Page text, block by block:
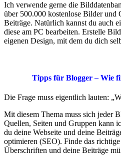
Ich verwende gerne die
über 500.000 kostenlose Bilder
Beiträge. Natürlich kannst du auch
diese am PC bearbeiten. Erstelle
eigenen Design, mit dem du dich
Tipps für Blogger – Wie
Die Frage muss eigentlich lauten:
Mit diesem Thema muss sich jeder
Quellen, Seiten und Gruppen kann
du deine Webseite und deine
optimieren (SEO). Finde das
Überschriften und deine Beiträge